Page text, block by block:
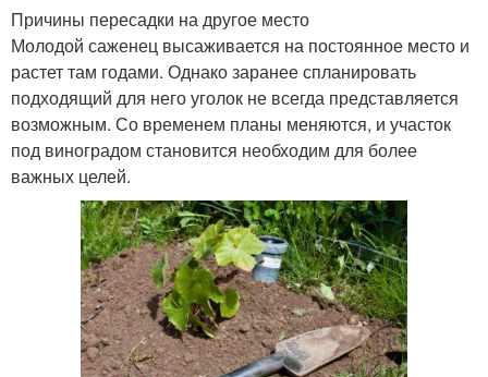
Причины пересадки на другое место
Молодой саженец высаживается на постоянное место и
растет там годами. Однако заранее спланировать
подходящий для него уголок не всегда представляется
возможным. Со временем планы меняются, и участок
под виноградом становится необходим для более
важных целей.